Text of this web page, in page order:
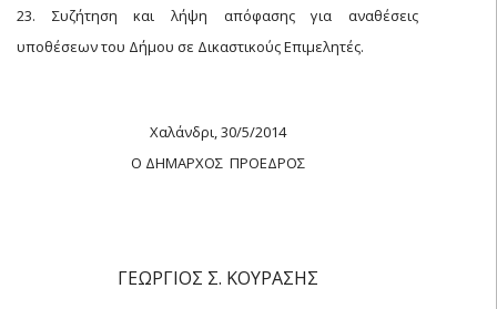
23. Συζήτηση και λήψη απόφασης για αναθέσεις
υποθέσεων του Δήμου σε Δικαστικούς Επιμελητές.
Χαλάνδρι, 30/5/2014
Ο ΔΗΜΑΡΧΟΣ  ΠΡΟΕΔΡΟΣ
ΓΕΩΡΓΙΟΣ Σ. ΚΟΥΡΑΣΗΣ